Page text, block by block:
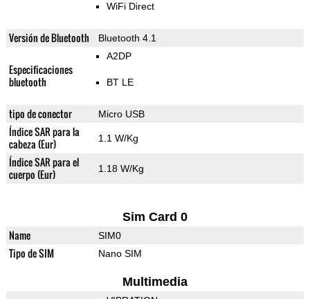
WiFi Direct
Versión de Bluetooth Bluetooth 4.1
Especificaciones
bluetooth
A2DP
BT LE
tipo de conector Micro USB
Índice SAR para la
cabeza (Eur)
1.1 W/Kg
Índice SAR para el
cuerpo (Eur)
1.18 W/Kg
Sim Card 0
Name SIM0
Tipo de SIM Nano SIM
Multimedia